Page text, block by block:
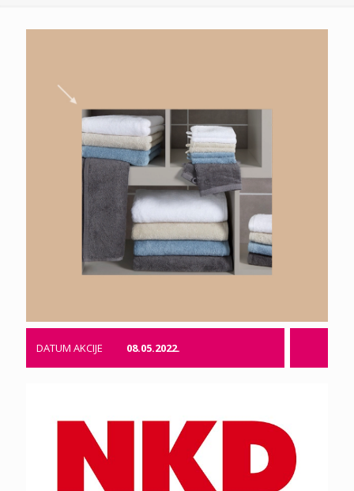
DATUM AKCIJE 08.05.2022.